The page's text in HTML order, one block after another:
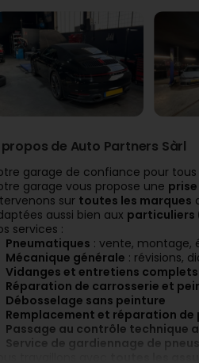
de Auto Partners Sàrl
garage de confiance pour
garage vous propose une
sur toutes les marques
aussi bien aux particuliers
services :
Pneumatiques : vente, montage,
Mécanique générale : révisions,
Vidanges et entretiens complets
Réparation de carrosserie et
Débosselage sans peinture
Remplacement et réparation de
Passage au contrôle technique
Service de gardiennage de pneus